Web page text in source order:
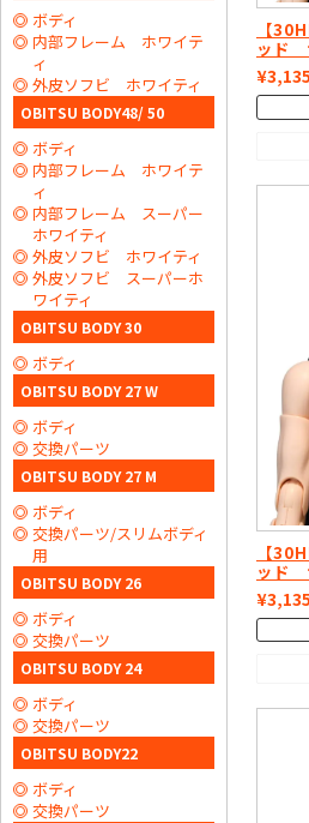
【
ッド
¥3,135
【
ッド
¥3,135
ボディ
内部フレーム ホワイテ
ィ
外皮ソフビ ホワイティ
OBITSU BODY48/ 50
ボディ
内部フレーム ホワイテ
ィ
内部フレーム スーパー
ホワイティ
外皮ソフビ ホワイティ
外皮ソフビ スーパーホ
ワイティ
OBITSU BODY 30
ボディ
OBITSU BODY 27 W
ボディ
交換パーツ
OBITSU BODY 27 M
ボディ
交換パーツ/スリムボディ
用
OBITSU BODY 26
ボディ
交換パーツ
OBITSU BODY 24
ボディ
交換パーツ
OBITSU BODY22
ボディ
交換パーツ